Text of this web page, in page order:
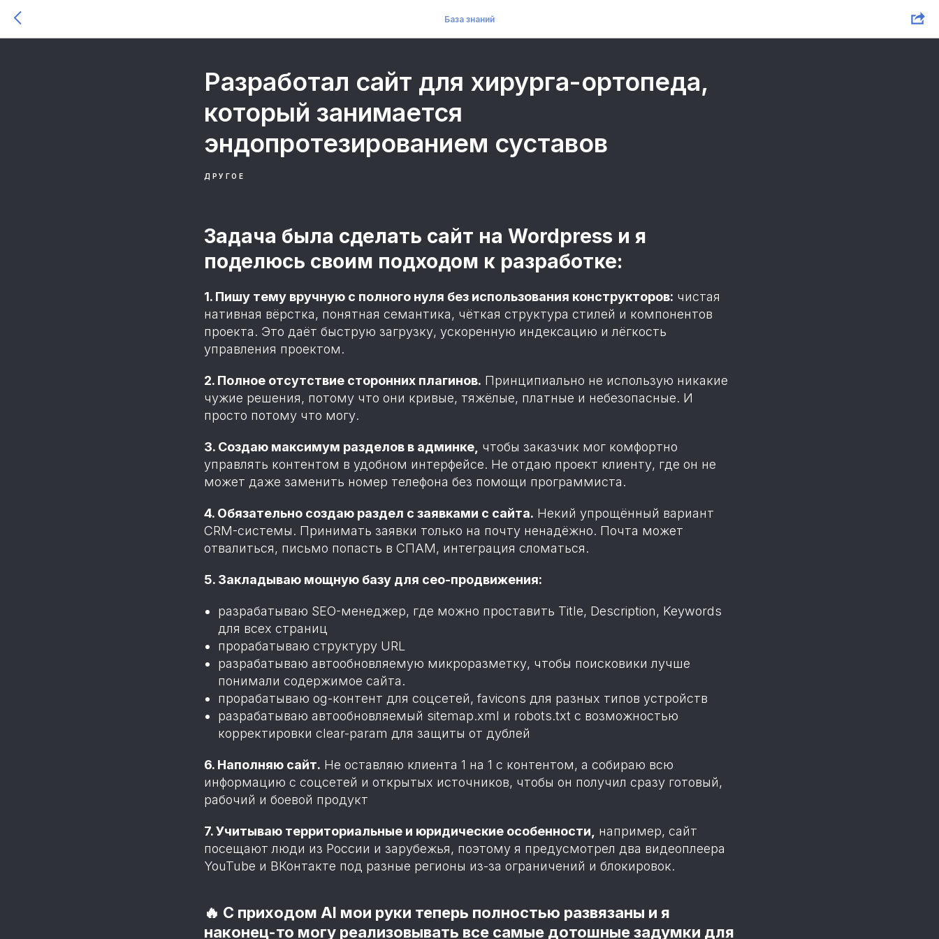
База знаний
Разработал сайт для хирурга-ортопеда,
который занимается
эндопротезированием суставов
ДРУГОЕ
Задача была сделать сайт на Wordpress и я
поделюсь своим подходом к разработке:
1. Пишу тему вручную с полного нуля без использования конструкторов: чистая
нативная вёрстка, понятная семантика, чёткая структура стилей и компонентов
проекта. Это даёт быструю загрузку, ускоренную индексацию и лёгкость
управления проектом.
2. Полное отсутствие сторонних плагинов. Принципиально не использую никакие
чужие решения, потому что они кривые, тяжёлые, платные и небезопасные. И
просто потому что могу.
3. Создаю максимум разделов в админке, чтобы заказчик мог комфортно
управлять контентом в удобном интерфейсе. Не отдаю проект клиенту, где он не
может даже заменить номер телефона без помощи программиста.
4. Обязательно создаю раздел с заявками с сайта. Некий упрощённый вариант
CRM-системы. Принимать заявки только на почту ненадёжно. Почта может
отвалиться, письмо попасть в СПАМ, интеграция сломаться.
5. Закладываю мощную базу для сео-продвижения:
разрабатываю SEO-менеджер, где можно проставить Title, Description, Keywords
для всех страниц
прорабатываю структуру URL
разрабатываю автообновляемую микроразметку, чтобы поисковики лучше
понимали содержимое сайта.
прорабатываю og-контент для соцсетей, favicons для разных типов устройств
разрабатываю автообновляемый sitemap.xml и robots.txt с возможностью
корректировки clear-param для защиты от дублей
6. Наполняю сайт. Не оставляю клиента 1 на 1 с контентом, а собираю всю
информацию с соцсетей и открытых источников, чтобы он получил сразу готовый,
рабочий и боевой продукт
7. Учитываю территориальные и юридические особенности,
например, сайт
посещают люди из России и зарубежья, поэтому я предусмотрел два видеоплеера
YouTube и ВКонтакте под разные регионы из-за ограничений и блокировок.
🔥 С приходом AI мои руки теперь полностью развязаны и я
наконец-то могу реализовывать все самые дотошные задумки для